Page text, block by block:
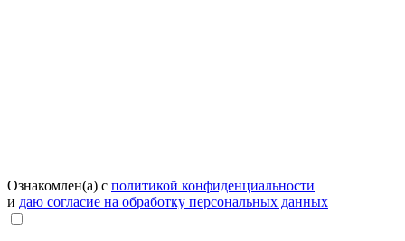
Ознакомлен(а) с политикой конфиденциальности
и даю согласие на обработку персональных данных